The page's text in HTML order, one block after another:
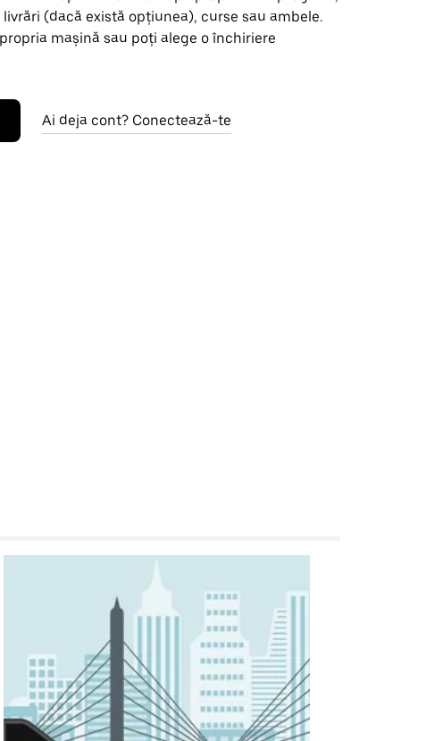
(dacă există opțiunea), curse sau ambele.
mașină sau poți alege o închiriere
Ai deja cont? Conectează-te